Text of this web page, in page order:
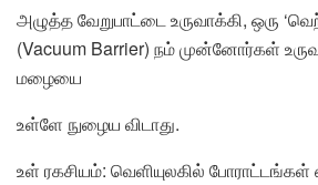
அழுத்த வேறுபாட்டை உருவாக்கி, ஒரு
(Vacuum Barrier) நம் முன்னோர்கள்
மழையை
உள்ளே நுழைய விடாது.
உள் ரகசியம்: வெளியுலகில்